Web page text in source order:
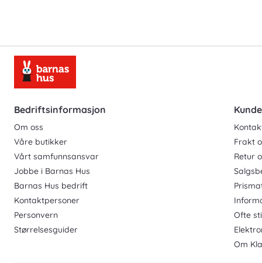
Bedriftsinformasjon
Om oss
Våre butikker
Vårt samfunnsansvar
Jobbe i Barnas Hus
Barnas Hus bedrift
Kontaktpersoner
Personvern
Størrelsesguider
Frakt
Retur
Ofte
Om